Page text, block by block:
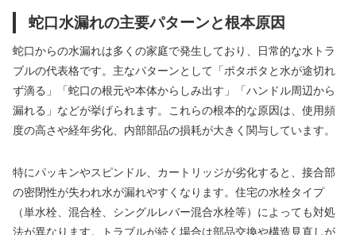
蛇口水漏れの主要パターンと根本原因
蛇口からの水漏れは多くの家庭で発生しており、日常的な水トラ
ブルの代表格です。主なパターンとして「ポタポタと水が途切れ
ず滴る」「蛇口の根元や本体からしみ出す」「ハンドル周辺から
漏れる」などが挙げられます。これらの根本的な原因は、使用頻
度の高さや経年劣化、内部部品の損耗が大きく関与しています。
特にパッキンやスピンドル、カートリッジが劣化すると、接合部
の密閉性が失われ水が漏れやすくなります。住宅の水栓タイプ
（単水栓、混合栓、シングルレバー混合水栓等）によっても対処
法が異なります。トラブルが続く場合は部品交換や構造見直しが